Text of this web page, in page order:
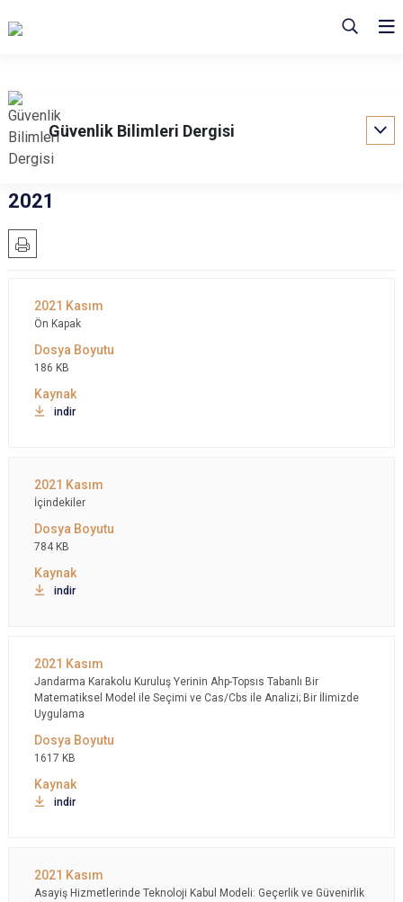
Güvenlik Bilimleri Dergisi
2021
Ön Kapak
186 KB
indir
İçindekiler
784 KB
indir
Jandarma Karakolu Kuruluş Yerinin Ahp-Topsıs Tabanlı Bir
Matematiksel Model ile Seçimi ve Cas/Cbs ile Analizi; Bir İlimizde
Uygulama
1617 KB
indir
Asayiş Hizmetlerinde Teknoloji Kabul Modeli: Geçerlik ve Güvenirlik